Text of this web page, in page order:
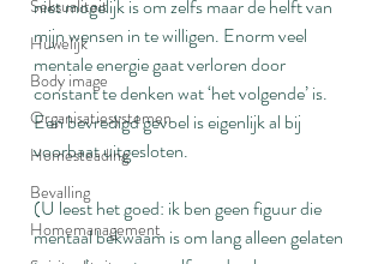
Seksualiteit
Huwelijk
Body image
Organisatiesystemen
Homesteading
Bevalling
Homemanagement
niet mogelijk is om zelfs maar de helft van
mijn wensen in te willigen. Enorm veel
mentale energie gaat verloren door
constant te denken wat ‘het volgende’ is.
Een bevredigd gevoel is eigenlijk al bij
voorbaat uitgesloten.
(U leest het goed: ik ben geen figuur die
mentaal bekwaam is om lang alleen gelaten